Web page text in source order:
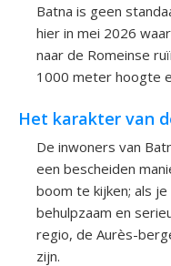
Batna is geen
hier in mei 2026
naar de Romeinse
1000 meter hoogte
Het karakter van
De inwoners van
een bescheiden
boom te kijken; als
behulpzaam en
regio, de Aurès-
zijn.